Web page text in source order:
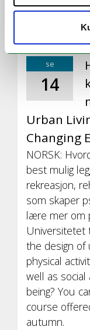
holdes i
se
14
Urban
Changing
NORSK:
best mulig
rekreasjon,
som skaper
lære mer om
Universitetet
the design of
physical
well as social
being? You
course
autumn.